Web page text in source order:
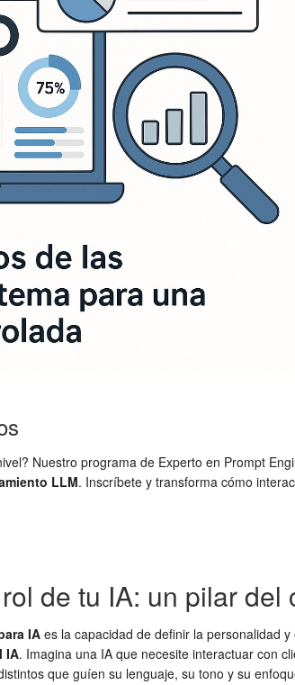
Nuestro programa de Experto en Prompt
LLM. Inscríbete y transforma cómo
de tu IA: un pilar del
IA es la capacidad de definir la personalidad
IA. Imagina una IA que necesite interactuar con
que guíen su lenguaje, su tono y su